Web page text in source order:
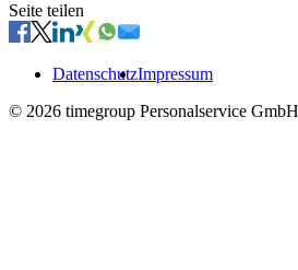
Seite teilen
DatenschutzImpressum
© 2026 timegroup Personalservice GmbH